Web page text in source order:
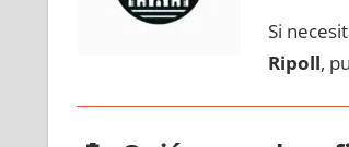
Si
Ripoll,